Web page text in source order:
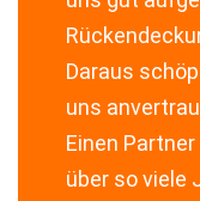
Daraus
uns
Einen
über so viele